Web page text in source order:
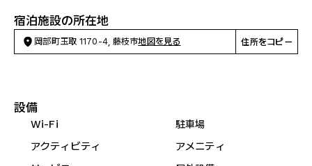
宿泊施設の所在地
岡部町玉取 1170-4, 藤枝市地図を見る 住所をコピー
設備
Wi-Fi
駐車場
アクティビティ
アメニティ